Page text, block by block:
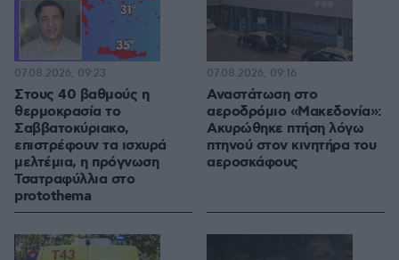
Στους 40 βαθμούς η
θερμοκρασία το
Σαββατοκύριακο,
επιστρέφουν τα ισχυρά
μελτέμια, η πρόγνωση
Τσατραφύλλια στο
protothema
07.08.2026, 09:23
Αναστάτωση στο
αεροδρόμιο «Μακεδονία»:
Ακυρώθηκε πτήση λόγω
πτηνού στον κινητήρα του
αεροσκάφους
07.08.2026, 09:16